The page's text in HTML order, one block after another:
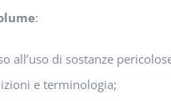
:
all’uso di sostanze
e terminologia;